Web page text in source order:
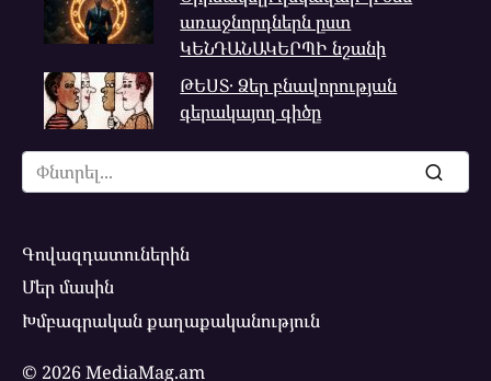
առաջնորդներն ըստ
ԿԵՆԴԱՆԱԿԵՐՊԻ նշանի
ԹԵՍՏ․ Ձեր բնավորության
գերակայող գիծը
Search
for:
Գովազդատուներին
Մեր մասին
Խմբագրական քաղաքականություն
© 2026 MediaMag.am